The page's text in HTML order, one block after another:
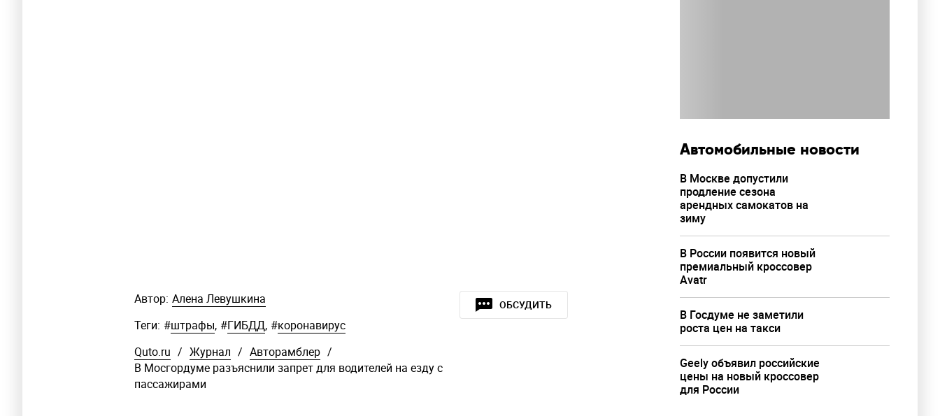
ОБСУДИТЬ
Автор: Алена Левушкина
Теги: #штрафы, #ГИБДД, #коронавирус
Quto.ru / Журнал / Авторамблер /
В Мосгордуме разъяснили запрет для водителей на езду с
пассажирами
Автомобильные новости
В Москве допустили
продление сезона
арендных самокатов на
зиму
В России появится новый
премиальный кроссовер
Avatr
В Госдуме не заметили
роста цен на такси
Geely объявил российские
цены на новый кроссовер
для России